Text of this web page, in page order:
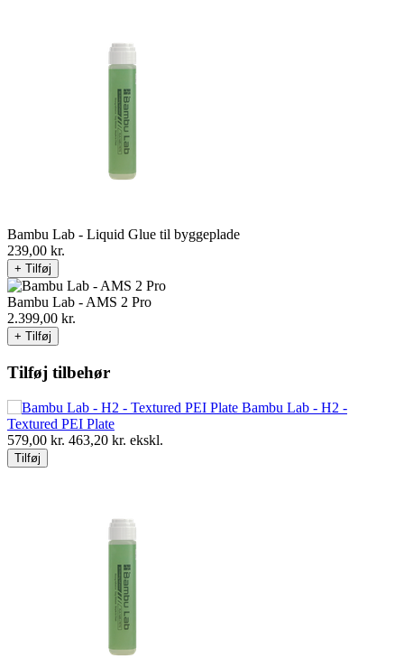
Bambu Lab - Liquid Glue til byggeplade
239,00 kr.
+ Tilføj
Bambu Lab - AMS 2 Pro
2.399,00 kr.
+ Tilføj
Tilføj tilbehør
Bambu Lab - H2 -
Textured PEI Plate
579,00 kr. 463,20 kr. ekskl.
Tilføj